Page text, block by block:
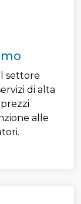
settore
di alta
alle